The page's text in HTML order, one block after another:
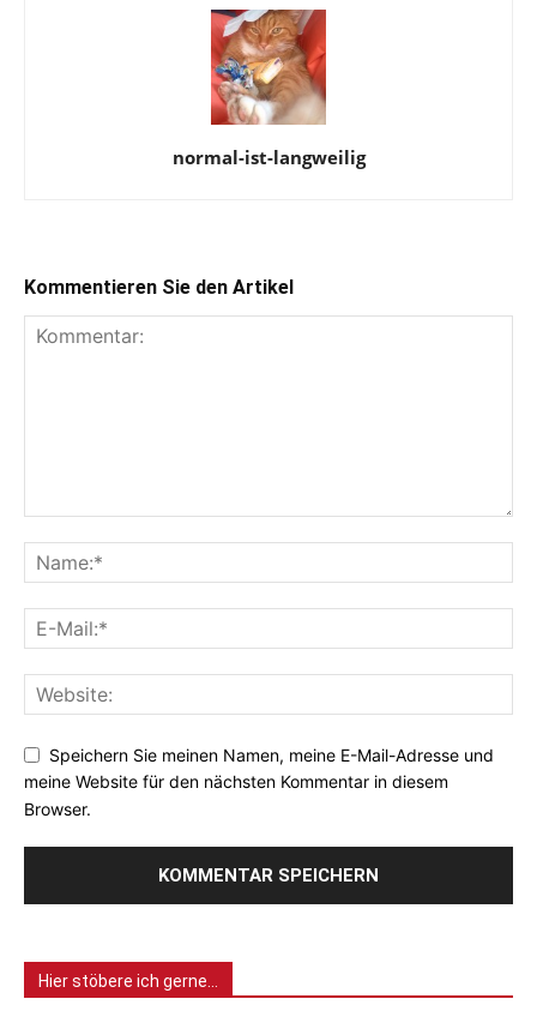
normal-ist-langweilig
Kommentieren Sie den Artikel
Speichern Sie meinen Namen, meine E-Mail-Adresse und
meine Website für den nächsten Kommentar in diesem
Browser.
Hier stöbere ich gerne…